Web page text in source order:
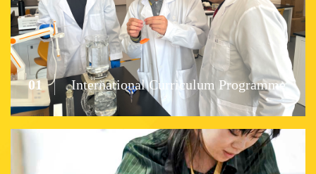
01 International Curriculum Programme